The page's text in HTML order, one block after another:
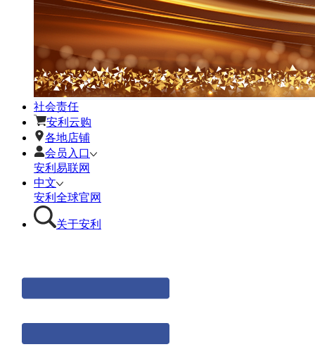
社会责任
安利云购
各地店铺
会员入口
安利易联网
中文
安利全球官网
关于安利